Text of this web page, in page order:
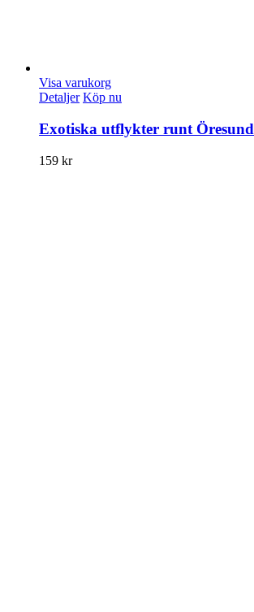
Visa varukorg
Detaljer Köp nu
Exotiska utflykter runt Öresund
159 kr